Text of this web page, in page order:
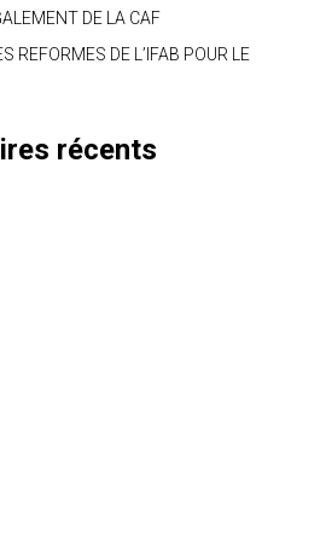
DE LA CAF
REFORMES DE L’IFAB POUR LE
récents